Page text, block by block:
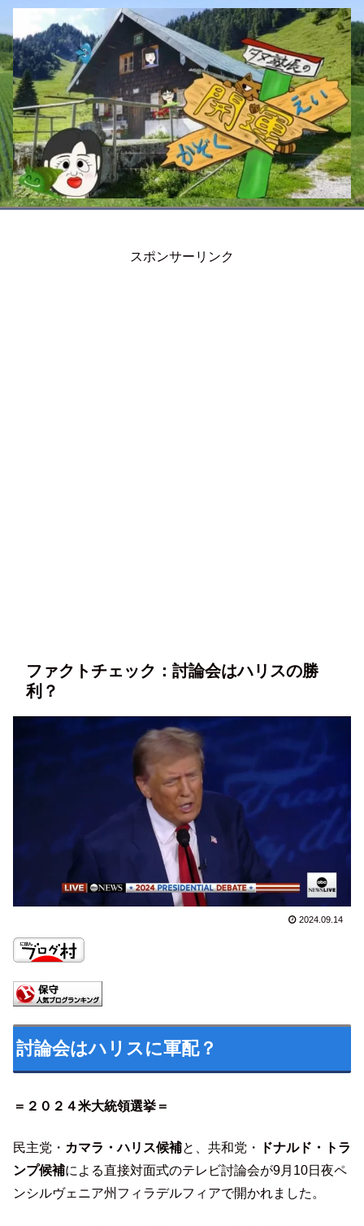
スポンサーリンク
ファクトチェック：討論会はハリスの勝
利？
2024.09.14
討論会はハリスに軍配？
＝２０２４米大統領選挙＝
民主党・ カマラ・ハリス候補と、共和党・
ドナルド・トラ
ンプ候補による直接対面式のテレビ討論会が9月10日夜ペ
ンシルヴェニア州フィラデルフィアで開かれました。